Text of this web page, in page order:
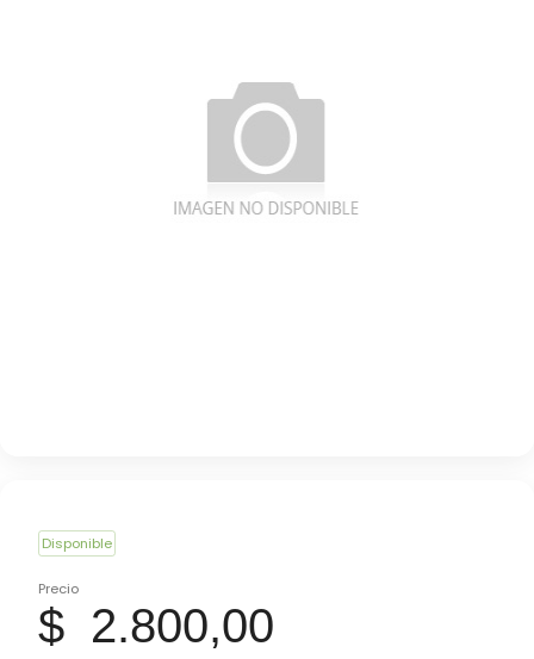
Disponible
Precio
$ 2.800,00